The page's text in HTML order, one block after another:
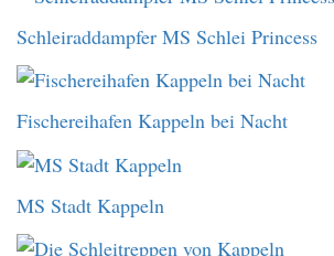
Schleiraddampfer MS Schlei Princess
Fischereihafen Kappeln bei Nacht
MS Stadt Kappeln